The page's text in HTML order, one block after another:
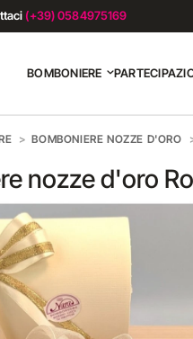
(+39) 0584975169
BOMBONIERE
BOMBONIERE NOZZE D'ORO
nozze d'oro